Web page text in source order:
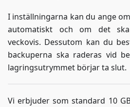
I inställningarna kan du ange
automatiskt och om det
veckovis. Dessutom kan du
backuperna ska raderas vid
lagringsutrymmet börjar ta slut.
Vi erbjuder som standard 10